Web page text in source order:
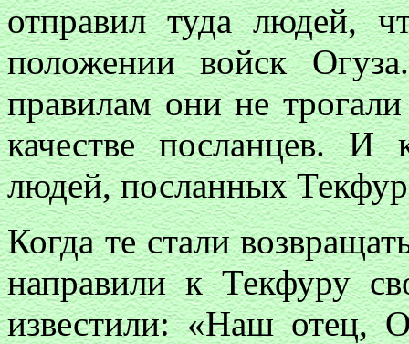
отправил туда людей,
положении войск
правилам они не
качестве посланцев. И
людей, посланных
Когда те стали
направили к Текфуру
известили: «Наш отец,